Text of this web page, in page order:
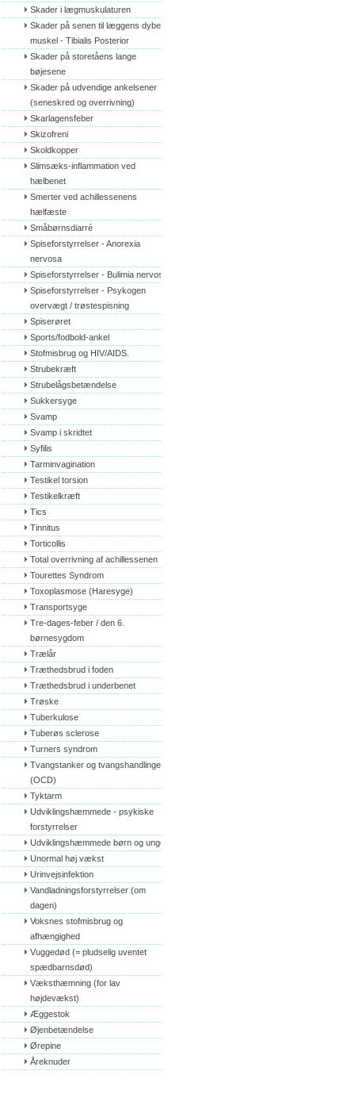
Skader i lægmuskulaturen
Skader på senen til læggens dybe
muskel - Tibialis Posterior
Skader på storetåens lange
bøjesene
Skader på udvendige ankelsener
(seneskred og overrivning)
Skarlagensfeber
Skizofreni
Skoldkopper
Slimsæks-inflammation ved
hælbenet
Smerter ved achillessenens
hælfæste
Småbørnsdiarré
Spiseforstyrrelser - Anorexia
nervosa
Spiseforstyrrelser - Bulimia nervosa
Spiseforstyrrelser - Psykogen
overvægt / trøstespisning
Spiserøret
Sports/fodbold-ankel
Stofmisbrug og HIV/AIDS.
Strubekræft
Strubelågsbetændelse
Sukkersyge
Svamp
Svamp i skridtet
Syfilis
Tarminvagination
Testikel torsion
Testikelkræft
Tics
Tinnitus
Torticollis
Total overrivning af achillessenen
Tourettes Syndrom
Toxoplasmose (Haresyge)
Transportsyge
Tre-dages-feber / den 6.
børnesygdom
Trælår
Træthedsbrud i foden
Træthedsbrud i underbenet
Trøske
Tuberkulose
Tuberøs sclerose
Turners syndrom
Tvangstanker og tvangshandlinger
(OCD)
Tyktarm
Udviklingshæmmede - psykiske
forstyrrelser
Udviklingshæmmede børn og unge
Unormal høj vækst
Urinvejsinfektion
Vandladningsforstyrrelser (om
dagen)
Voksnes stofmisbrug og
afhængighed
Vuggedød (= pludselig uventet
spædbarnsdød)
Væksthæmning (for lav
højdevækst)
Æggestok
Øjenbetændelse
Ørepine
Åreknuder